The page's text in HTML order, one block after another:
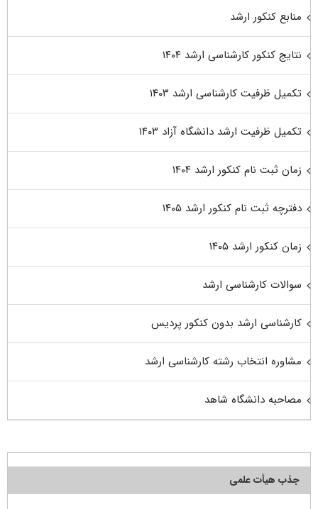
منابع کنکور ارشد
نتایج کنکور کارشناسی ارشد ۱۴۰۴
تکمیل ظرفیت کارشناسی ارشد ۱۴۰۳
تکمیل ظرفیت ارشد دانشگاه آزاد ۱۴۰۳
زمان ثبت نام کنکور ارشد ۱۴۰۴
دفترچه ثبت نام کنکور ارشد ۱۴۰۵
زمان کنکور ارشد ۱۴۰۵
سوالات کارشناسی ارشد
کارشناسی ارشد بدون کنکور پردیس
مشاوره انتخاب رشته کارشناسی ارشد
مصاحبه دانشگاه شاهد
جذب هیأت علمی